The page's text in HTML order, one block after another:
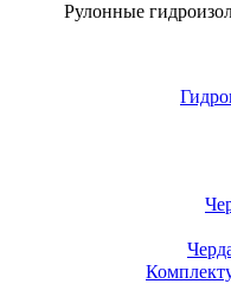
Рулонные